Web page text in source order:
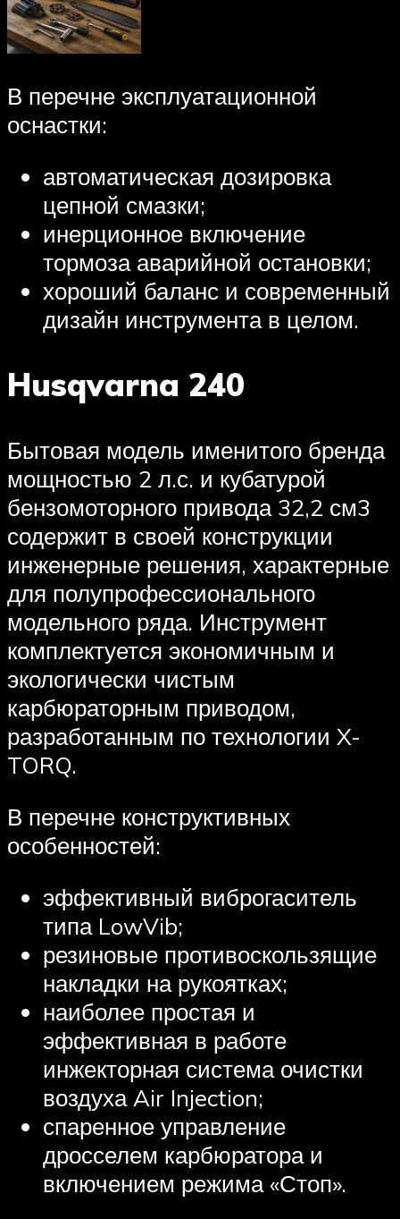
В перечне эксплуатационной
оснастки:
автоматическая дозировка
цепной смазки;
инерционное включение
тормоза аварийной остановки;
хороший баланс и современный
дизайн инструмента в целом.
Husqvarna 240
Бытовая модель именитого бренда
мощностью 2 л.с. и кубатурой
бензомоторного привода 32,2 см3
содержит в своей конструкции
инженерные решения, характерные
для полупрофессионального
модельного ряда. Инструмент
комплектуется экономичным и
экологически чистым
карбюраторным приводом,
разработанным по технологии X-
TORQ.
В перечне конструктивных
особенностей:
эффективный виброгаситель
типа LowVib;
резиновые противоскользящие
накладки на рукоятках;
наиболее простая и
эффективная в работе
инжекторная система очистки
воздуха Air Injection;
спаренное управление
дросселем карбюратора и
включением режима «Стоп».